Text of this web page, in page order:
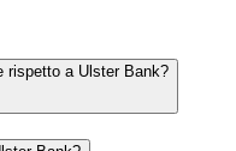
rispetto a Ulster Bank?